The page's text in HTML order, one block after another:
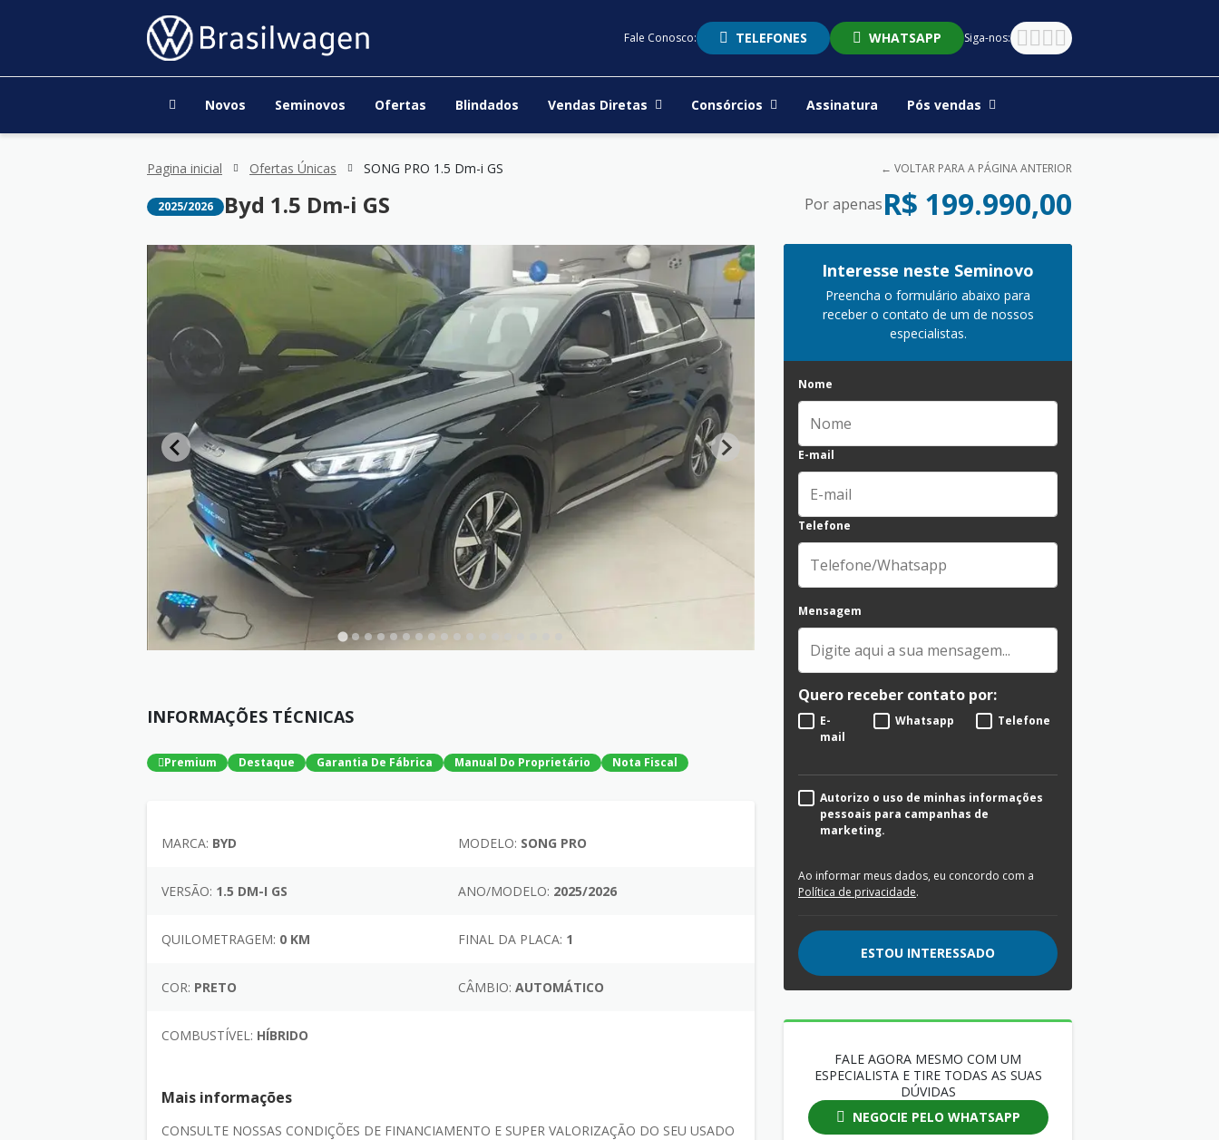
Fale Conosco: TELEFONES WHATSAPP Siga-nos:
Novos Seminovos Ofertas Blindados Vendas Diretas Consórcios Assinatura Pós vendas
Pagina inicial Ofertas Únicas SONG PRO 1.5 Dm-i GS ← VOLTAR PARA A PÁGINA ANTERIOR
2025/2026 Byd 1.5 Dm-i GS
INFORMAÇÕES TÉCNICAS
Premium Destaque Garantia De Fábrica Manual Do Proprietário Nota Fiscal
MARCA: BYD MODELO: SONG PRO
VERSÃO: 1.5 DM-I GS ANO/MODELO: 2025/2026
QUILOMETRAGEM: 0 KM FINAL DA PLACA: 1
COR: PRETO CÂMBIO: AUTOMÁTICO
COMBUSTÍVEL: HÍBRIDO
Mais informações
CONSULTE NOSSAS CONDIÇÕES DE FINANCIAMENTO E SUPER VALORIZAÇÃO DO SEU USADO
Por apenasR$ 199.990,00
Interesse neste Seminovo
Preencha o formulário abaixo para
receber o contato de um de nossos
especialistas.
Nome
E-mail
Telefone
Mensagem
Quero receber contato por:
E-
mail
Whatsapp Telefone
Autorizo o uso de minhas informações
pessoais para campanhas de
marketing.
Ao informar meus dados, eu concordo com a
Política de privacidade.
ESTOU INTERESSADO
FALE AGORA MESMO COM UM
ESPECIALISTA E TIRE TODAS AS SUAS
DÚVIDAS
NEGOCIE PELO WHATSAPP